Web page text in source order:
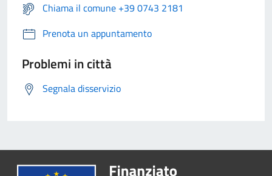
Chiama il comune +39 0743 2181
Prenota un appuntamento
Problemi in città
Segnala disservizio